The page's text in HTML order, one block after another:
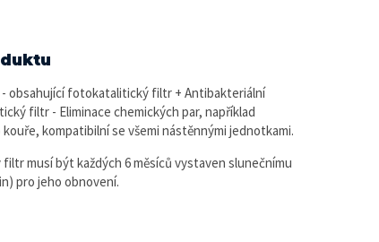
obsahující fotokatalitický filtr + Antibakteriální
filtr - Eliminace chemických par, například
kompatibilní se všemi nástěnnými jednotkami.
musí být každých 6 měsíců vystaven slunečnímu
pro jeho obnovení.